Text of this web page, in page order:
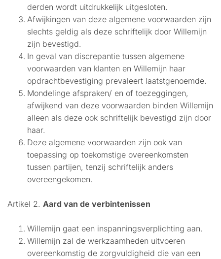
derden wordt uitdrukkelijk uitgesloten.
Afwijkingen van deze algemene voorwaarden zijn
slechts geldig als deze schriftelijk door Willemijn
zijn bevestigd.
In geval van discrepantie tussen algemene
voorwaarden van klanten en Willemijn haar
opdrachtbevestiging prevaleert laatstgenoemde.
Mondelinge afspraken/ en of toezeggingen,
afwijkend van deze voorwaarden binden Willemijn
alleen als deze ook schriftelijk bevestigd zijn door
haar.
Deze algemene voorwaarden zijn ook van
toepassing op toekomstige overeenkomsten
tussen partijen, tenzij schriftelijk anders
overeengekomen.
Artikel 2. Aard van de verbintenissen
Willemijn gaat een inspanningsverplichting aan.
Willemijn zal de werkzaamheden uitvoeren
overeenkomstig de zorgvuldigheid die van een